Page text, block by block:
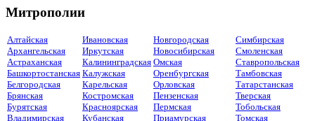
Митрополии
Алтайская
Архангельская
Астраханская
Башкортостанская
Белгородская
Брянская
Бурятская
Владимирская
Ивановская
Иркутская
Калининградская
Калужская
Карельская
Костромская
Красноярская
Кубанская
Новгородская
Новосибирская
Омская
Оренбургская
Орловская
Пензенская
Пермская
Приамурская
Симбирская
Смоленская
Ставропольская
Тамбовская
Татарстанская
Тверская
Тобольская
Томская